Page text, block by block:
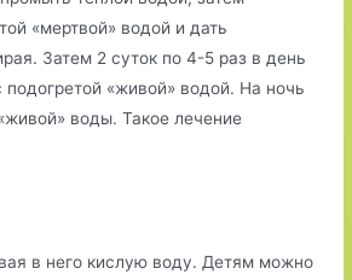
«мертвой» водой и дать
Затем 2 суток по 4-5 раз в день
подогретой «живой» водой. На ночь
воды. Такое лечение
в него кислую воду. Детям можно